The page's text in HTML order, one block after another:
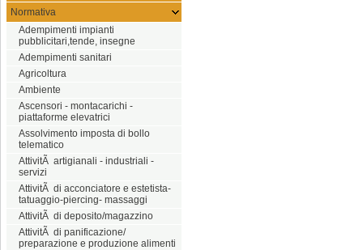
Normativa
Adempimenti impianti
pubblicitari,tende, insegne
Adempimenti sanitari
Agricoltura
Ambiente
Ascensori - montacarichi -
piattaforme elevatrici
Assolvimento imposta di bollo
telematico
AttivitÃ artigianali - industriali -
servizi
AttivitÃ di acconciatore e estetista-
tatuaggio-piercing- massaggi
AttivitÃ di deposito/magazzino
AttivitÃ di panificazione/
preparazione e produzione alimenti